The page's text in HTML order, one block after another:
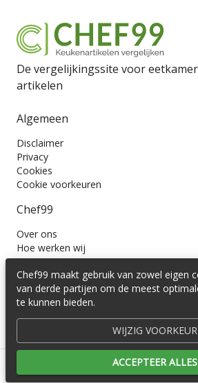
De vergelijkingssite voor
artikelen
Algemeen
Disclaimer
Privacy
Cookies
Cookie voorkeuren
Chef99
Over ons
Hoe werken wij
Contact
Wil je ons volgen?
Cedira B.V.
Chef99 maakt gebruik van zowel eigen
van derde partijen om de meest
te kunnen bieden.
WIJZIG VOORKEUR
ACCEPTEER ALLES